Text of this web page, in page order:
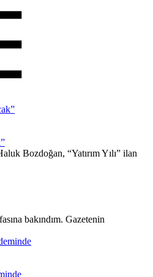
Bozdoğan, “Yatırım Yılı” ilan
bakındım. Gazetenin